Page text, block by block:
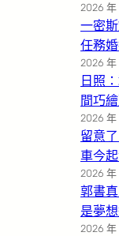
2026 年
一密
任務婚
2026 年
日照
間巧
2026 年
留意
車今
2026 年
郭書
是夢
2026 年